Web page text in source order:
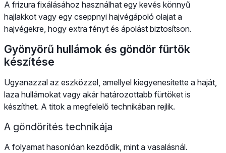
A frizura fixálásához használhat egy kevés könnyű
hajlakkot vagy egy cseppnyi hajvégápoló olajat a
hajvégekre, hogy extra fényt és ápolást biztosítson.
Gyönyörű hullámok és göndör fürtök
készítése
Ugyanazzal az eszközzel, amellyel kiegyenesítette a haját,
laza hullámokat vagy akár határozottabb fürtöket is
készíthet. A titok a megfelelő technikában rejlik.
A göndörítés technikája
A folyamat hasonlóan kezdődik, mint a vasalásnál.